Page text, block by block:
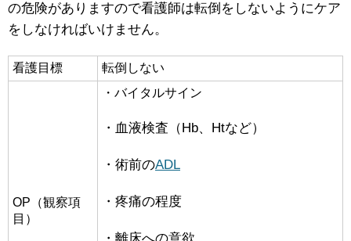
の危険がありますので看護師は転倒をしないようにケア
をしなければいけません。
看護目標 転倒しない
OP（観察項
目）
・バイタルサイン
・血液検査（Hb、Htなど）
・術前のADL
・疼痛の程度